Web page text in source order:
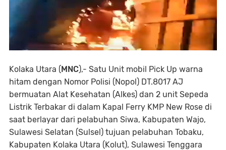
Kolaka Utara (MNC),- Satu Unit mobil Pick Up warna
hitam dengan Nomor Polisi (Nopol) DT.8017 AJ
bermuatan Alat Kesehatan (Alkes) dan 2 unit Sepeda
Listrik Terbakar di dalam Kapal Ferry KMP New Rose di
saat berlayar dari pelabuhan Siwa, Kabupaten Wajo,
Sulawesi Selatan (Sulsel) tujuan pelabuhan Tobaku,
Kabupaten Kolaka Utara (Kolut), Sulawesi Tenggara